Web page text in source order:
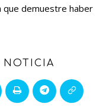
que demuestre haber
NOTICIA